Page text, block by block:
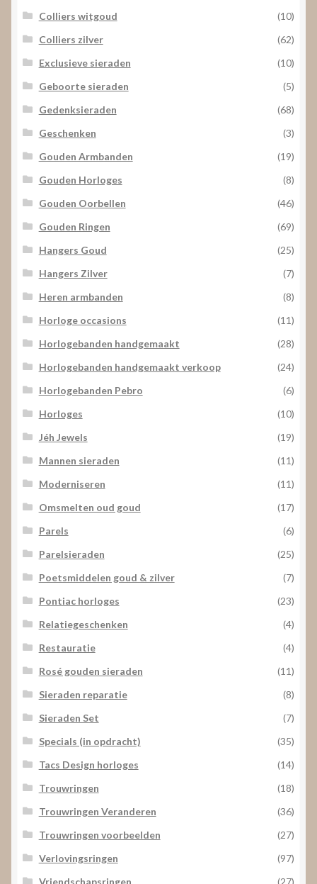
Colliers witgoud
(10)
Colliers zilver
(62)
Exclusieve sieraden
(10)
Geboorte sieraden
(5)
Gedenksieraden
(68)
Geschenken
(3)
Gouden Armbanden
(19)
Gouden Horloges
(8)
Gouden Oorbellen
(46)
Gouden Ringen
(69)
Hangers Goud
(25)
Hangers Zilver
(7)
Heren armbanden
(8)
Horloge occasions
(11)
Horlogebanden handgemaakt
(28)
Horlogebanden handgemaakt verkoop
(24)
Horlogebanden Pebro
(6)
Horloges
(10)
Jéh Jewels
(19)
Mannen sieraden
(11)
Moderniseren
(11)
Omsmelten oud goud
(17)
Parels
(6)
Parelsieraden
(25)
Poetsmiddelen goud & zilver
(7)
Pontiac horloges
(23)
Relatiegeschenken
(4)
Restauratie
(4)
Rosé gouden sieraden
(11)
Sieraden reparatie
(8)
Sieraden Set
(7)
Specials (in opdracht)
(35)
Tacs Design horloges
(14)
Trouwringen
(18)
Trouwringen Veranderen
(36)
Trouwringen voorbeelden
(27)
Verlovingsringen
(97)